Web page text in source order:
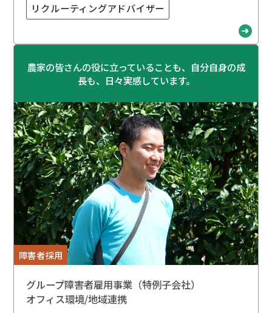
リクルーティングアドバイザー
農家の皆さんの役に立っていることも、自分自身の成
長も、日々実感しています。
障害者採用
グループ障害者雇用事業（特例子会社）
オフィス環境/地域連携